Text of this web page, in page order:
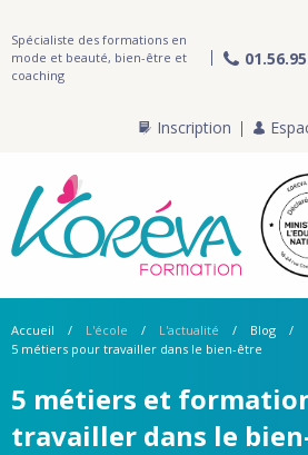
Spécialiste des formations en
mode et beauté, bien-être et
coaching
Inscription
Accueil L'école L'actualité
Blog
5 métiers pour travailler dans le bien-être
5 métiers et
travailler dans le